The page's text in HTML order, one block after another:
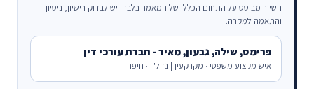
השיוך מבוסס על התחום הכללי של המאמר בלבד. יש לבדוק רישיון, ניסיון
והתאמה למקרה.
פרימס, שילה, גבעון, מאיר - חברת עורכי דין
איש מקצוע משפטי · מקרקעין | נדל"ן · חיפה